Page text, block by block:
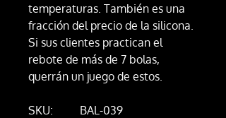
temperaturas. También es una
fracción del precio de la silicona.
Si sus clientes practican el
rebote de más de 7 bolas,
querrán un juego de estos.
SKU:
BAL-039